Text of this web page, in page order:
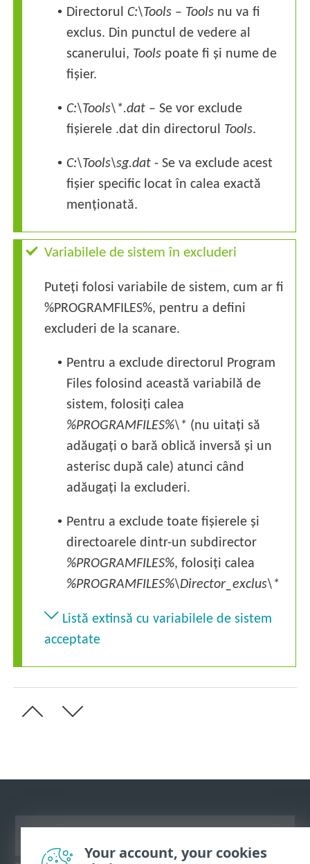
• DirectorulC:\Tools – Tools nu va fi
exclus. Din punctul de vedere al
scanerului, Tools poate fi și nume de
fișier.
• C:\Tools\*.dat – Se vor exclude
fișierele .dat din directorul Tools.
• C:\Tools\sg.dat - Se va exclude acest
fișier specific locat în calea exactă
menționată.
Variabilele de sistem în excluderi
Puteți folosi variabile de sistem, cum ar fi
%PROGRAMFILES%, pentru a defini
excluderi de la scanare.
• Pentru a exclude directorul Program
Files folosind această variabilă de
sistem, folosiți calea
%PROGRAMFILES%\* (nu uitați să
adăugați o bară oblică inversă și un
asterisc după cale) atunci când
adăugați la excluderi.
• Pentru a exclude toate fișierele și
directoarele dintr-un subdirector
%PROGRAMFILES%, folosiți calea
%PROGRAMFILES%\Director_exclus\*
Listă extinsă cu variabilele de sistem
acceptate
Your account, your cookies